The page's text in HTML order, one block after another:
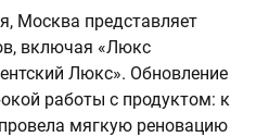
Москва представляет
включая «Люкс
Люкс». Обновление
работы с продуктом: к
мягкую реновацию